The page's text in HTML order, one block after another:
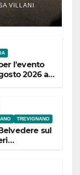
VILLANI
l’evento
2026 al
TREVIGNANO
sul